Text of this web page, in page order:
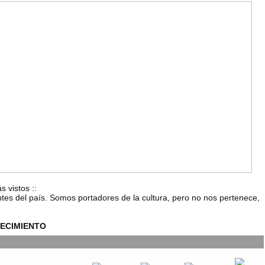
vistos::
del país. Somos portadores de la cultura, pero no nos pertenece,